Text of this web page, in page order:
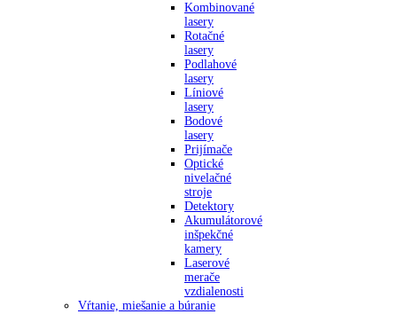
Kombinované
lasery
Rotačné
lasery
Podlahové
lasery
Líniové
lasery
Bodové
lasery
Prijímače
Optické
nivelačné
stroje
Detektory
Akumulátorové
inšpekčné
kamery
Laserové
merače
vzdialenosti
Vŕtanie, miešanie a búranie